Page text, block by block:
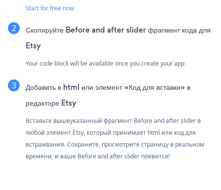
Start for free now
Скопируйте Before and after slider фрагмент кода для
Etsy
Your code block will be available once you create your app
Добавить в html или элемент «Код для вставки» в
редакторе Etsy
Вставьте вышеуказанный фрагмент Before and after slider в
любой элемент Etsy, который принимает html или код для
встраивания. Сохраните, просмотрите страницу в реальном
времени, и ваше Before and after slider появится!